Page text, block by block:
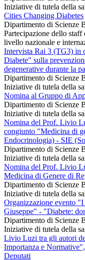
Iniziative di tutela della
Cities Changing Diabetes
Dipartimento di Scienze
Partecipazione dello staff
livello nazionale e
Intervista Rai 3 (TG3) in
Diabete" sulla
degenerative durante la
Dipartimento di Scienze
Iniziative di tutela della
Nomina al Gruppo di
Dipartimento di Scienze
Iniziative di tutela della
Nomina del Prof. Livio
congiunto "Medicina di
Endocrinologia) - SIE
Dipartimento di Scienze
Iniziative di tutela della
Nomina del Prof. Livio
Medicina di Genere di
Dipartimento di Scienze
Iniziative di tutela della
Organizzazione evento
Giuseppe" - "Diabete:
Dipartimento di Scienze
Iniziative di tutela della
Livio Luzi tra gli autori
Importanza e
Deputati